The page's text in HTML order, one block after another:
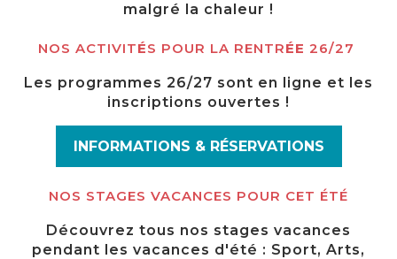
malgré la chaleur !
NOS ACTIVITÉS POUR LA RENTRÉE 26/27
Les programmes 26/27 sont en ligne et les
inscriptions ouvertes !
INFORMATIONS & RÉSERVATIONS
NOS STAGES VACANCES POUR CET ÉTÉ
Découvrez tous nos stages vacances
pendant les vacances d'été : Sport, Arts,